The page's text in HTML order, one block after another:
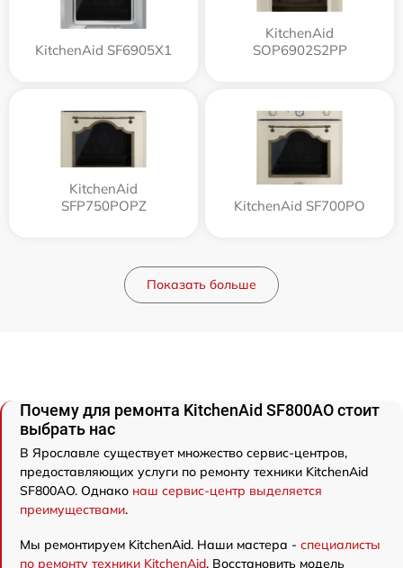
KitchenAid SF6905X1
KitchenAid
SOP6902S2PP
KitchenAid
SFP750POPZ
KitchenAid SF700PO
Показать больше
Почему для ремонта KitchenAid SF800AO стоит
выбрать нас
В Ярославле существует множество сервис-центров,
предоставляющих услуги по ремонту техники KitchenAid
SF800AO. Однако наш сервис-центр выделяется
преимуществами.
Мы ремонтируем KitchenAid. Наши мастера - специалисты
по ремонту техники KitchenAid. Восстановить модель